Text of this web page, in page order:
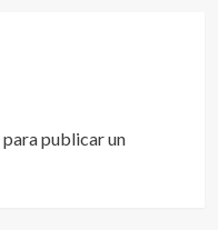
para publicar un